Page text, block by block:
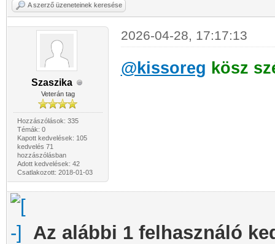
A szerző üzeneteinek keresése
Szaszika
Veterán tag
Hozzászólások: 335
Témák: 0
Kapott kedvelések: 105
kedvelés 71
hozzászólásban
Adott kedvelések: 42
Csatlakozott: 2018-01-03
2026-04-28, 17:17:13
@kissoreg kösz
Az alábbi 1 felhasználó